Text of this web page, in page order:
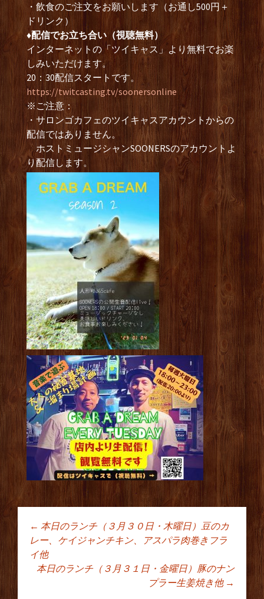
・飲食のご注文をお願いします（お通し500円＋
ドリンク）
♦︎配信でお立ち合い（視聴無料）
インターネットの「ツイキャス」より無料でお楽
しみいただけます。
20：30配信スタートです。
https://twitcasting.tv/soonersonline
※ご注意：
・サロンゴカフェのツイキャスアカウントからの
配信ではありません。
ホストミュージシャンSOONERSのアカウントよ
り配信します。
投稿ナビゲーショ
ン
← 本日のランチ（３月３０日・木曜日）豆のカ
レー、ケイジャンチキン、アスパラ肉巻きフラ
イ他
本日のランチ（３月３１日・金曜日）豚のナン
プラー生姜焼き他 →